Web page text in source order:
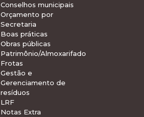
Conselhos municipais
Orçamento por
Secretaria
Boas práticas
Obras públicas
Patrimônio/Almoxarifado
Frotas
Gestão e
Gerenciamento de
resíduos
LRF
Notas Extra